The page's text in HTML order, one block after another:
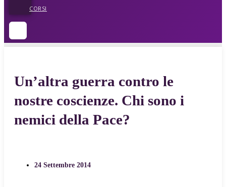
CORSI
Un’altra guerra contro le
nostre coscienze. Chi sono i
nemici della Pace?
24 Settembre 2014